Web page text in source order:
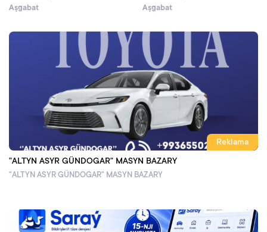
Aşgabat Aşgabat
Reklama
"ALTYN ASYR GÜNDOGAR" MASYN BAZARY
"ALTYN ASYR GÜNDOGAR" MASYN BAZARY